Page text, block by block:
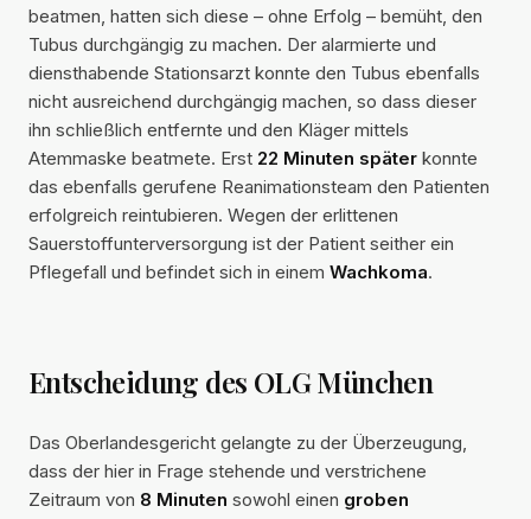
beatmen, hatten sich diese – ohne Erfolg – bemüht, den
Tubus durchgängig zu machen. Der alarmierte und
diensthabende Stationsarzt konnte den Tubus ebenfalls
nicht ausreichend durchgängig machen, so dass dieser
ihn schließlich entfernte und den Kläger mittels
Atemmaske beatmete. Erst 22 Minuten später konnte
das ebenfalls gerufene Reanimationsteam den Patienten
erfolgreich reintubieren. Wegen der erlittenen
Sauerstoffunterversorgung ist der Patient seither ein
Pflegefall und befindet sich in einem Wachkoma.
Entscheidung des OLG München
Das Oberlandesgericht gelangte zu der Überzeugung,
dass der hier in Frage stehende und verstrichene
Zeitraum von 8 Minuten sowohl einen groben